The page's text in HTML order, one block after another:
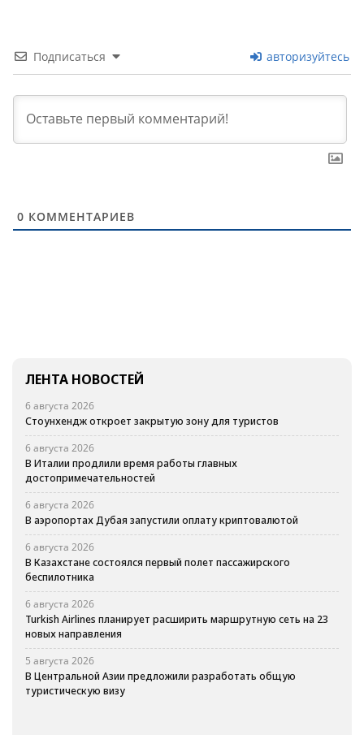
Подписаться авторизуйтесь
0 КОММЕНТАРИЕВ
ЛЕНТА НОВОСТЕЙ
6 августа 2026
Стоунхендж откроет закрытую зону для туристов
6 августа 2026
В Италии продлили время работы главных
достопримечательностей
6 августа 2026
В аэропортах Дубая запустили оплату криптовалютой
6 августа 2026
В Казахстане состоялся первый полет пассажирского
беспилотника
6 августа 2026
Turkish Airlines планирует расширить маршрутную сеть на 23
новых направления
5 августа 2026
В Центральной Азии предложили разработать общую
туристическую визу